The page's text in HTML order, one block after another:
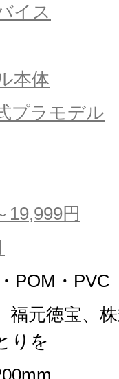
イス
本体
プラモデル
19,999円
POM・PVC
福元徳宝、
りを